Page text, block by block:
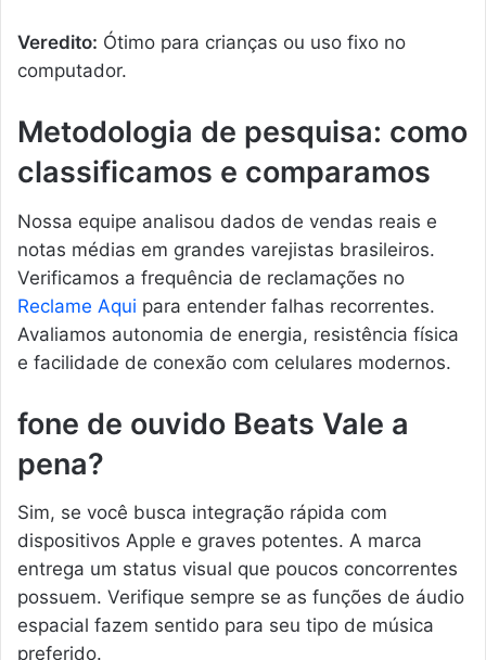
Veredito: Ótimo para crianças ou uso fixo no
computador.
Metodologia de pesquisa: como
classificamos e comparamos
Nossa equipe analisou dados de vendas reais e
notas médias em grandes varejistas brasileiros.
Verificamos a frequência de reclamações no
Reclame Aqui para entender falhas recorrentes.
Avaliamos autonomia de energia, resistência física
e facilidade de conexão com celulares modernos.
fone de ouvido Beats Vale a
pena?
Sim, se você busca integração rápida com
dispositivos Apple e graves potentes. A marca
entrega um status visual que poucos concorrentes
possuem. Verifique sempre se as funções de áudio
espacial fazem sentido para seu tipo de música
preferido.